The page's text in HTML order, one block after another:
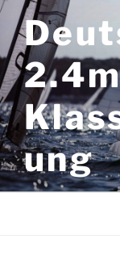
Zum
Inhalt
springen
ung